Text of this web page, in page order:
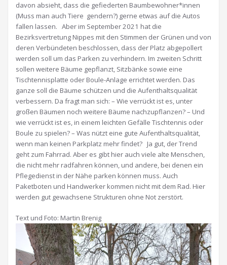
davon absieht, dass die gefiederten Baumbewohner*innen
(Muss man auch Tiere gendern?) gerne etwas auf die Autos
fallen lassen. Aber im September 2021 hat die
Bezirksvertretung Nippes mit den Stimmen der Grünen und von
deren Verbündeten beschlossen, dass der Platz abgepollert
werden soll um das Parken zu verhindern. Im zweiten Schritt
sollen weitere Bäume gepflanzt, Sitzbänke sowie eine
Tischtennisplatte oder Boule-Anlage errichtet werden. Das
ganze soll die Bäume schützen und die Aufenthaltsqualität
verbessern. Da fragt man sich: – Wie verrückt ist es, unter
großen Bäumen noch weitere Bäume nachzupflanzen? – Und
wie verrückt ist es, in einem leichten Gefälle Tischtennis oder
Boule zu spielen? – Was nützt eine gute Aufenthaltsqualität,
wenn man keinen Parkplatz mehr findet? Ja gut, der Trend
geht zum Fahrrad. Aber es gibt hier auch viele alte Menschen,
die nicht mehr radfahren können, und andere, bei denen ein
Pflegedienst in der Nähe parken können muss. Auch
Paketboten und Handwerker kommen nicht mit dem Rad. Hier
werden gut gewachsene Strukturen ohne Not zerstört.
Text und Foto: Martin Brenig